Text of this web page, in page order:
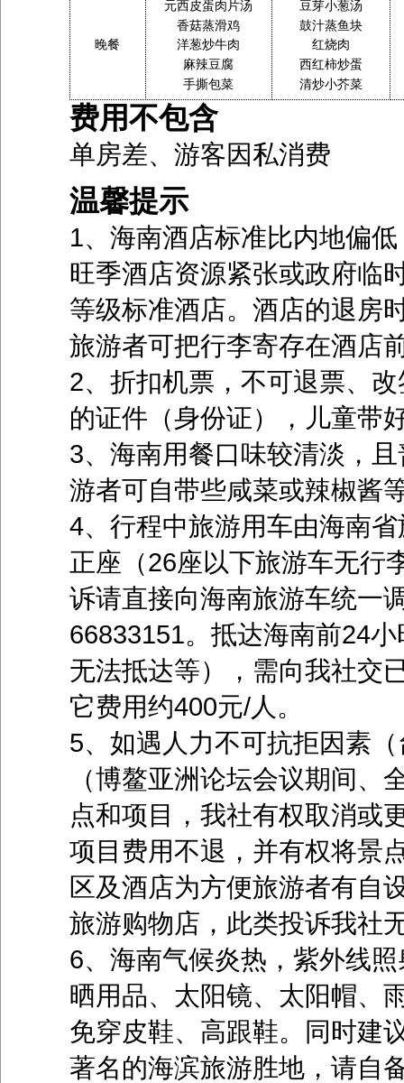
晚餐
元西皮蛋肉片汤
香菇蒸滑鸡
洋葱炒牛肉
麻辣豆腐
手撕包菜
豆芽小葱汤
鼓汁蒸鱼块
红烧肉
西红柿炒蛋
清炒小芥菜
费用不包含
单房差、游客因私消费
温馨提示
1、海南酒店标准比内地偏
旺季酒店资源紧张或政府临
等级标准酒店。酒店的退房
旅游者可把行李寄存在酒店
2、折扣机票，不可退票、
的证件（身份证），儿童带
3、海南用餐口味较清淡，
游者可自带些咸菜或辣椒酱
4、行程中旅游用车由海南
正座（26座以下旅游车无行
诉请直接向海南旅游车统一
66833151。抵达海南前24
无法抵达等），需向我社交
它费用约400元/人。
5、如遇人力不可抗拒因素
（博鳌亚洲论坛会议期间
点和项目，我社有权取消或
项目费用不退，并有权将景
区及酒店为方便旅游者有自
旅游购物店，此类投诉我社
6、海南气候炎热，紫外线
晒用品、太阳镜、太阳帽、
免穿皮鞋、高跟鞋。同时建
著名的海滨旅游胜地，请自